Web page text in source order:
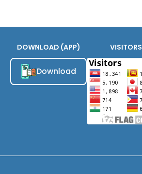
DOWNLOAD (APP)
Download
VISITORS